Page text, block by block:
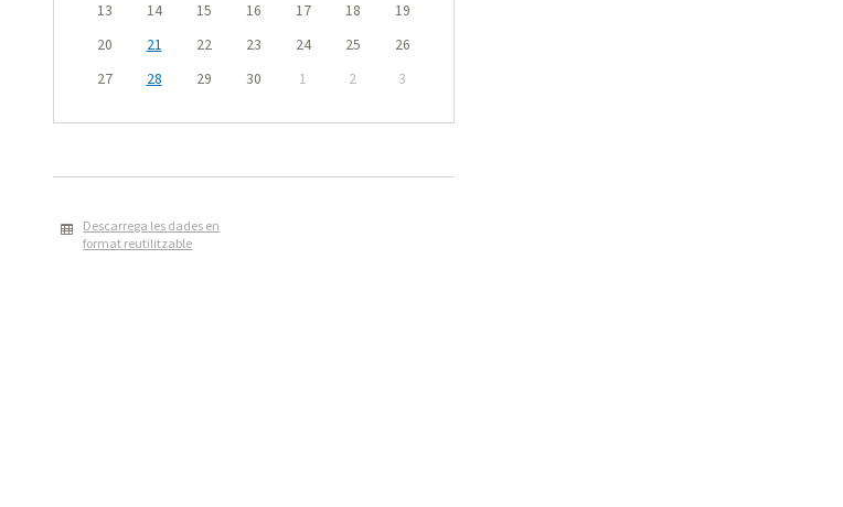
13
14 15 16 17 18
19
20
21 22 23 24 25
26
27
28 29 30 1 2 3
Descarrega les dades en
format reutilitzable